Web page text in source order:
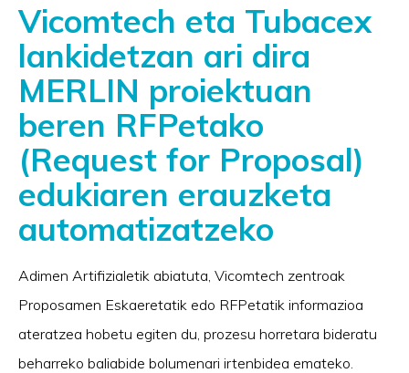
Vicomtech eta Tubacex
lankidetzan ari dira
MERLIN proiektuan
beren RFPetako
(Request for Proposal)
edukiaren erauzketa
automatizatzeko
Adimen Artifizialetik abiatuta, Vicomtech zentroak
Proposamen Eskaeretatik edo RFPetatik informazioa
ateratzea hobetu egiten du, prozesu horretara bideratu
beharreko baliabide bolumenari irtenbidea emateko.